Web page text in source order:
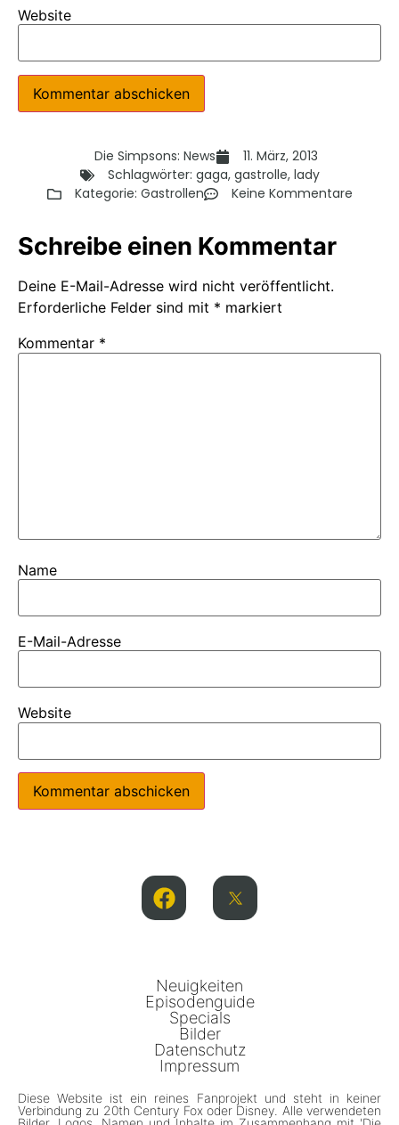
Website
Die Simpsons: News
11. März, 2013
Schlagwörter: gaga, gastrolle, lady
Kategorie: Gastrollen Keine Kommentare
Schreibe einen Kommentar
Deine E-Mail-Adresse wird nicht veröffentlicht.
Erforderliche Felder sind mit * markiert
Kommentar *
Name
E-Mail-Adresse
Website
Neuigkeiten
Episodenguide
Specials
Bilder
Datenschutz
Impressum
Diese Website ist ein reines Fanprojekt und steht in keiner
Verbindung zu 20th Century Fox oder Disney. Alle verwendeten